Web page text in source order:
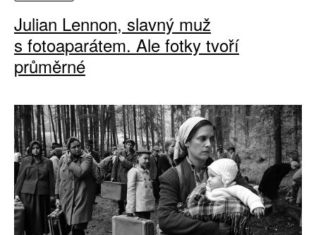
Julian Lennon, slavný muž
s fotoaparátem. Ale fotky tvoří
průměrné